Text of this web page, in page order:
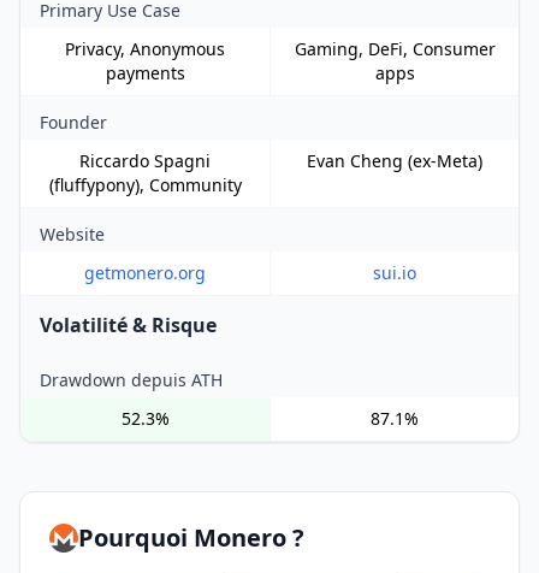
Primary Use Case
Privacy, Anonymous
payments
Gaming, DeFi, Consumer
apps
Founder
Riccardo Spagni
(fluffypony), Community
Evan Cheng (ex-Meta)
Website
getmonero.org
sui.io
Volatilité & Risque
Drawdown depuis ATH
52.3%
87.1%
Pourquoi Monero ?